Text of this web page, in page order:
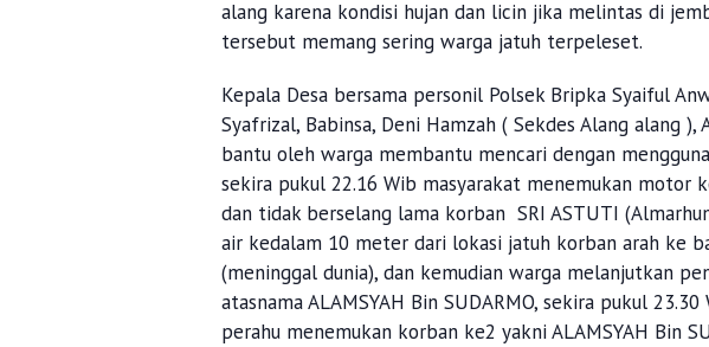
alang karena kondisi hujan dan licin jika melintas di
tersebut memang sering warga jatuh terpeleset.
Kepala Desa bersama personil Polsek Bripka Syaiful
Syafrizal, Babinsa, Deni Hamzah ( Sekdes Alang alang ),
bantu oleh warga membantu mencari dengan
sekira pukul 22.16 Wib masyarakat menemukan motor
dan tidak berselang lama korban SRI ASTUTI
air kedalam 10 meter dari lokasi jatuh korban arah ke
(meninggal dunia), dan kemudian warga melanjutkan
atasnama ALAMSYAH Bin SUDARMO, sekira pukul
perahu menemukan korban ke2 yakni ALAMSYAH Bin